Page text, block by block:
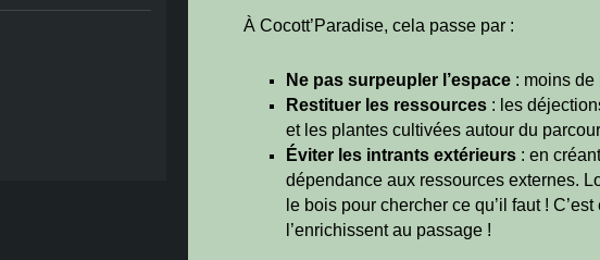
À Cocott’Paradise, cela passe par :
Ne pas surpeupler l’espace : moins
Restituer les ressources : les
et les plantes cultivées autour du
Éviter les intrants extérieurs : en
dépendance aux ressources externes.
le bois pour chercher ce qu’il faut !
l’enrichissent au passage !